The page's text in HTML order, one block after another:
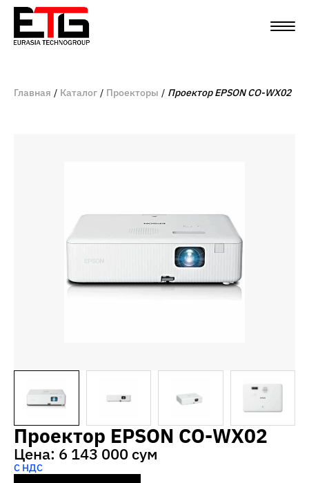
Главная Каталог Проекторы Проектор EPSON CO-WX02
Проектор EPSON CO-WX02
Цена: 6 143 000 сум
С НДС